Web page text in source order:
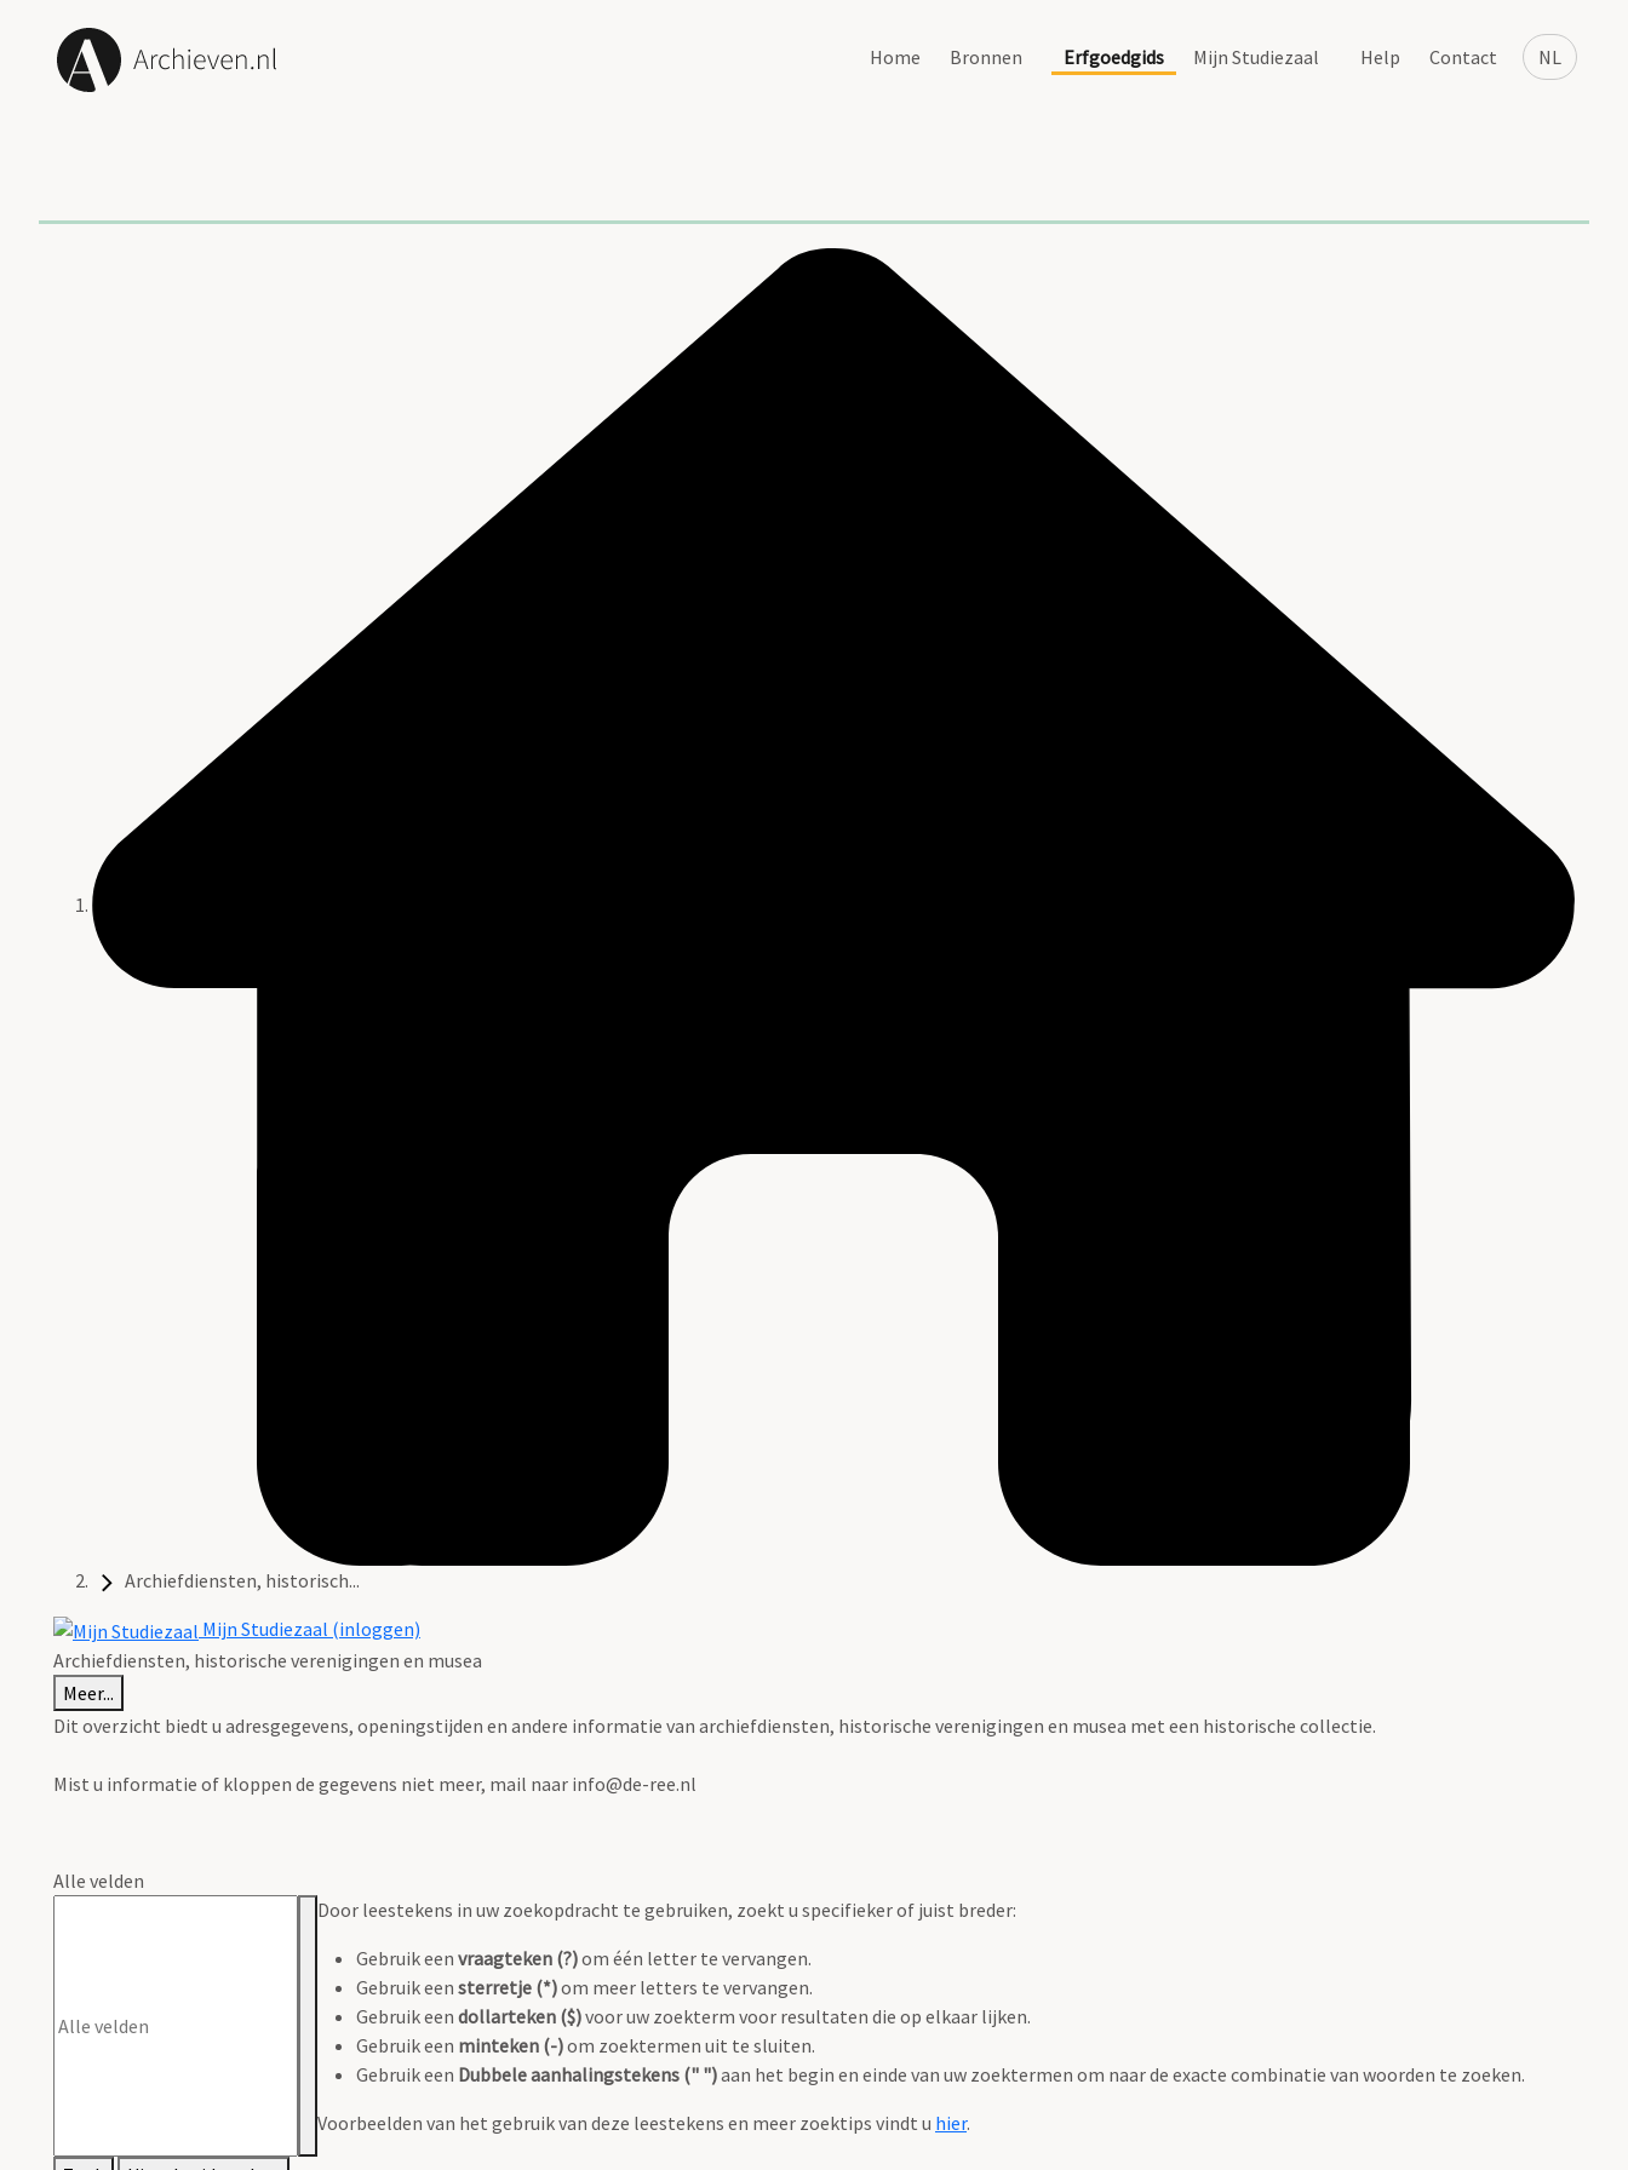
NL
Home Bronnen Erfgoedgids Mijn Studiezaal Help Contact
Archiefdiensten, historisch...
Mijn Studiezaal (inloggen)
Archiefdiensten, historische verenigingen en musea
Meer...
Dit overzicht biedt u adresgegevens, openingstijden en andere informatie van archiefdiensten, historische verenigingen en musea met een historische collectie.
Mist u informatie of kloppen de gegevens niet meer, mail naar info@de-ree.nl
Alle velden
Door leestekens in uw zoekopdracht te gebruiken, zoekt u specifieker of juist breder:
Gebruik een vraagteken (?)om één letter te vervangen.
Gebruik een sterretje (*)om meer letters te vervangen.
Gebruik een dollarteken ($)voor uw zoekterm voor resultaten die op elkaar lijken.
Gebruik een minteken (-)om zoektermen uit te sluiten.
Gebruik een Dubbele aanhalingstekens (" ")aan het begin en einde van uw zoektermen om naar de exacte combinatie van woorden te zoeken.
Voorbeelden van het gebruik van deze leestekens en meer zoektips vindt u hier.